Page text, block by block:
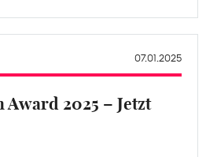
07.01.2025
Award 2025 – Jetzt